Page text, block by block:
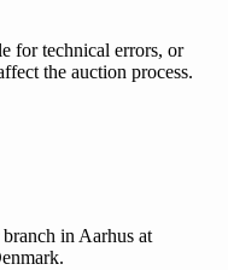
for technical errors, or
the auction process.
in Aarhus at